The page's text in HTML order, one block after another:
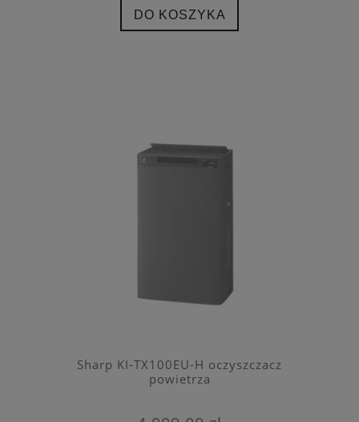
DO KOSZYKA
Sharp KI-TX100EU-H oczyszczacz
powietrza